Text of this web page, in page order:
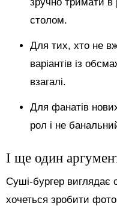
столом.
Для тих, хто не
варіантів із
взагалі.
Для фанатів
рол і не
І ще один
Суші-бургер виглядає
хочеться зробити